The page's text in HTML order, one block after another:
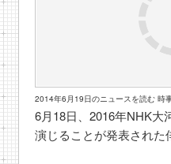
2014年6月19日のニュースを読む 時
6月18日、2016年NHK大
演じることが発表された